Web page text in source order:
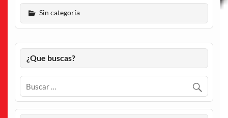
Sin categoría
¿Que buscas?